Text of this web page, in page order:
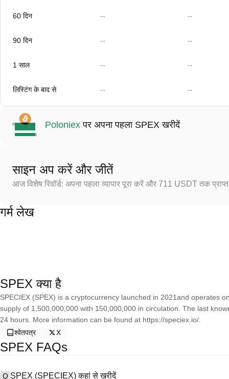
60 दिन -- --
90 दिन -- --
1 साल -- --
लिस्टिंग के बाद से -- --
Poloniex पर अपना पहला SPEX खरीदें
साइन अप करें और जीतें
आज विशेष रिवॉर्ड: अपना पहला व्यापार पूरा करें और 711 USDT तक
गर्म लेख
SPEX क्या है
SPECIEX (SPEX) is a cryptocurrency launched in 2021and operates
supply of 1,500,000,000 with 150,000,000 in circulation. The last
24 hours. More information can be found at https://speciex.io/.
श्वेतपत्र
X
SPEX FAQs
Q SPEX (SPECIEX) कहां से खरीदें